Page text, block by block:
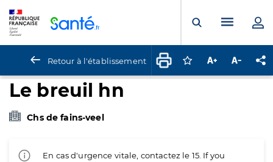
Ouvrir laMenu
Retour à l'établissement Connectez-vous
Augmenter la
Le breuil hn
Chs de fains-veel
En cas d'urgence vitale, contactez le 15. If you